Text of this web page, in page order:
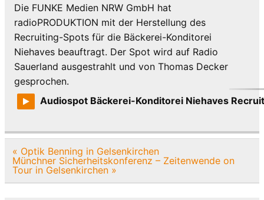
Die FUNKE Medien NRW GmbH hat
radioPRODUKTION mit der Herstellung des
Recruiting-Spots für die Bäckerei-Konditorei
Niehaves beauftragt. Der Spot wird auf Radio
Sauerland ausgestrahlt und von Thomas Decker
gesprochen.
Audiospot Bäckerei-Konditorei Niehaves
Beitragsnavigation
« Optik Benning in Gelsenkirchen
Münchner Sicherheitskonferenz – Zeitenwende on
Tour in Gelsenkirchen »